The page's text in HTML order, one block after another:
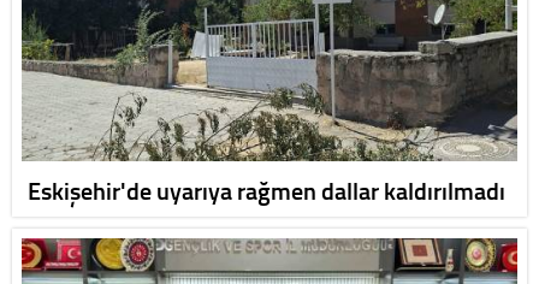
Eskişehir'de uyarıya rağmen dallar kaldırılmadı